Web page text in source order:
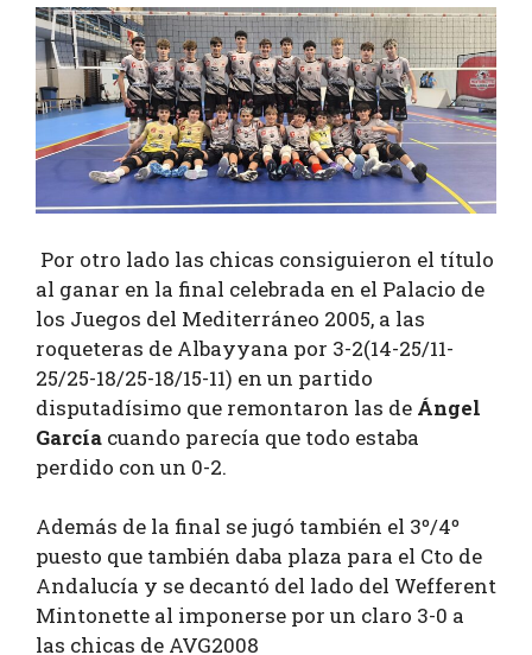
Por otro lado las chicas consiguieron el título
al ganar en la final celebrada en el Palacio de
los Juegos del Mediterráneo 2005, a las
roqueteras de Albayyana por 3-2(14-25/11-
25/25-18/25-18/15-11) en un partido
disputadísimo que remontaron las de Ángel
García cuando parecía que todo estaba
perdido con un 0-2.
Además de la final se jugó también el 3º/4º
puesto que también daba plaza para el Cto de
Andalucía y se decantó del lado del Wefferent
Mintonette al imponerse por un claro 3-0 a
las chicas de AVG2008